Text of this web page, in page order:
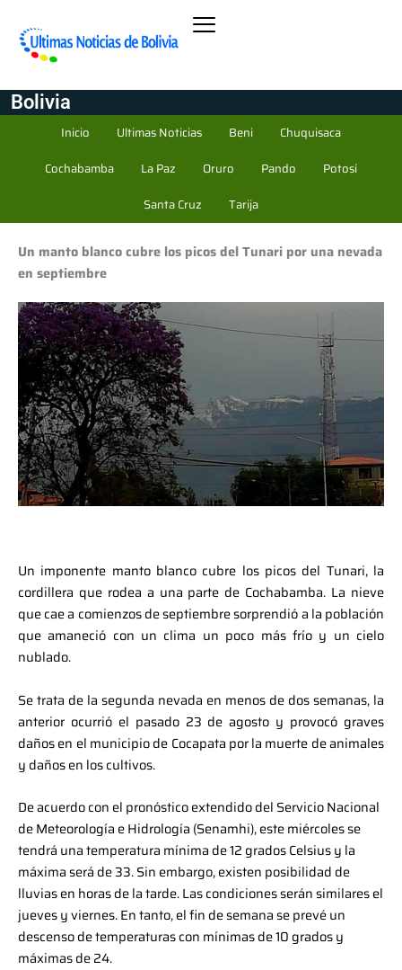
Bolivia
Inicio Ultimas Noticias Beni
Chuquisaca
Cochabamba
La Paz Oruro Pando
Potosí
Santa Cruz
Tarija
Un manto blanco cubre los picos del Tunari por una nevada
en septiembre
Un imponente manto blanco cubre los picos del Tunari, la
cordillera que rodea a una parte de Cochabamba. La nieve
que cae a comienzos de septiembre sorprendió a la población
que amaneció con un clima un poco más frío y un cielo
nublado.
Se trata de la segunda nevada en menos de dos semanas, la
anterior ocurrió el pasado 23 de agosto y provocó graves
daños en el municipio de Cocapata por la muerte de animales
y daños en los cultivos.
De acuerdo con el pronóstico extendido del Servicio Nacional
de Meteorología e Hidrología (Senamhi), este miércoles se
tendrá una temperatura mínima de 12 grados Celsius y la
máxima será de 33. Sin embargo, existen posibilidad de
lluvias en horas de la tarde. Las condiciones serán similares el
jueves y viernes. En tanto, el fin de semana se prevé un
descenso de temperaturas con mínimas de 10 grados y
máximas de 24.